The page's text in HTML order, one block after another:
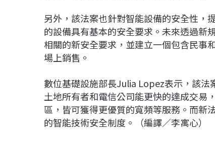
另外，該法案也針對智能設備的安全性，
的設備具有基本的安全要求。未來透過新
相關的新安全要求，並建立一個包含民事
場上銷售。
數位基礎設施部長Julia Lopez表示，該法
土地所有者和電信公司能更快的達成交易
區，皆可獲得更優質的寬頻等服務。而新
的智能技術安全制度。（編譯／李寓心）